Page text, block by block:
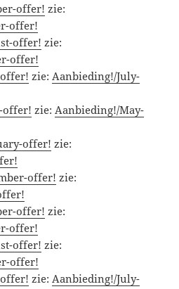
offer! zie:
offer!
offer! zie:
offer!
zie:Aanbieding!/July-
offer! zie:Aanbieding!/May-
offer! zie:
offer! zie:
offer! zie:
offer!
offer! zie:
offer!
zie:Aanbieding!/July-